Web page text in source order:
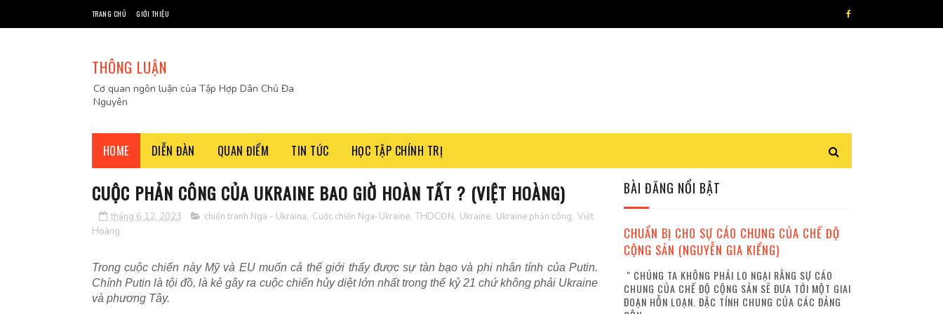
TRANG CHỦ GIỚI THIỆU
THÔNG LUẬN
Cơ quan ngôn luận của Tập Hợp Dân Chủ Đa
Nguyên
HOME DIỄN ĐÀN QUAN ĐIỂM TIN TỨC HỌC TẬP CHÍNH TRỊ
CUỘC PHẢN CÔNG CỦA UKRAINE BAO GIỜ HOÀN TẤT ? (VIỆT HOÀNG)
tháng 6 12, 2023 chiến tranh Nga - Ukraina, Cuộc chiến Nga-Ukraine, THDCĐN, Ukraine, Ukraine phản công, Việt
Hoàng
Trong cuộc chiến này Mỹ và EU muốn cả thế giới thấy được sự tàn bạo và phi nhân tính của Putin.
Chính Putin là tội đồ, là kẻ gây ra cuộc chiến hủy diệt lớn nhất trong thế kỷ 21 chứ không phải Ukraine
và phương Tây.
BÀI ĐĂNG NỔI BẬT
CHUẨN BỊ CHO SỰ CÁO CHUNG CỦA CHẾ ĐỘ
CỘNG SẢN (NGUYỄN GIA KIỂNG)
" CHÚNG TA KHÔNG PHẢI LO NGẠI RẰNG SỰ CÁO
CHUNG CỦA CHẾ ĐỘ CỘNG SẢN SẼ ĐƯA TỚI MỘT GIAI
ĐOẠN HỖN LOẠN. ĐẶC TÍNH CHUNG CỦA CÁC ĐẢNG